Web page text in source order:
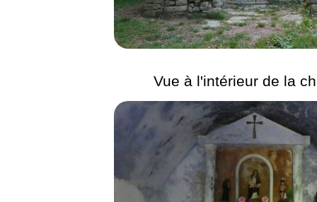
Vue à l'intérieur de la